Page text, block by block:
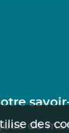
de
des